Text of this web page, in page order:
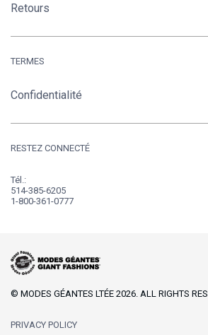
Retours
TERMES
Confidentialité
RESTEZ CONNECTÉ
Tél.:
514-385-6205
1-800-361-0777
© MODES GÉANTES LTÉE 2026. ALL RIGHTS
PRIVACY POLICY